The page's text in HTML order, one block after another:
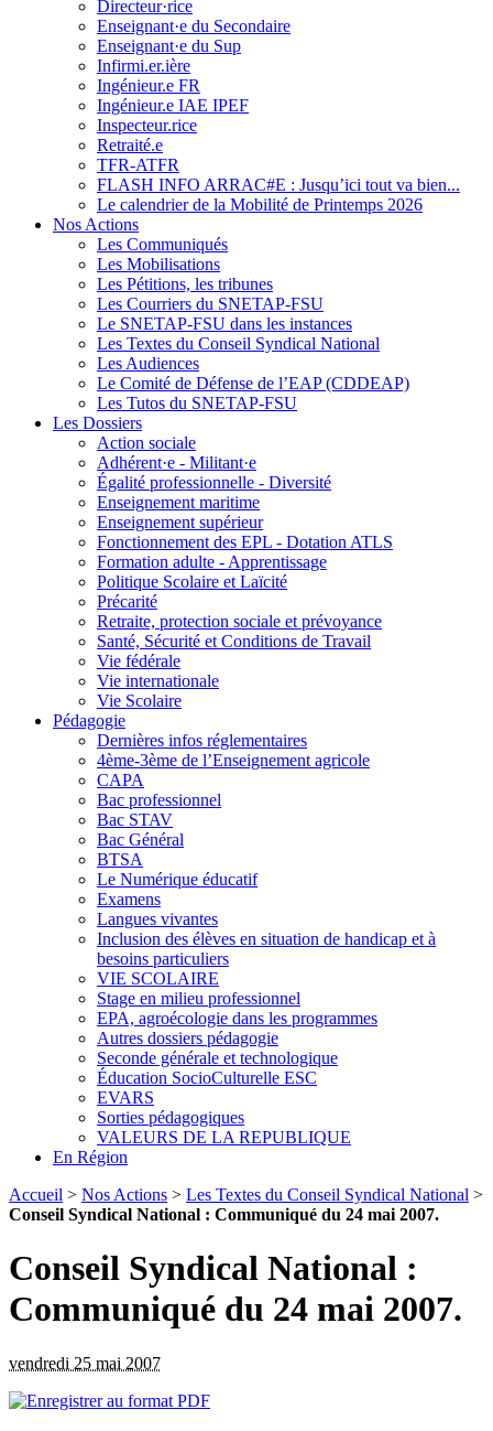
Directeur·rice
Enseignant·e du Secondaire
Enseignant·e du Sup
Infirmi.er.ière
Ingénieur.e FR
Ingénieur.e IAE IPEF
Inspecteur.rice
Retraité.e
TFR-ATFR
FLASH INFO ARRAC#E : Jusqu’ici tout va bien...
Le calendrier de la Mobilité de Printemps 2026
Nos Actions
Les Communiqués
Les Mobilisations
Les Pétitions, les tribunes
Les Courriers du SNETAP-FSU
Le SNETAP-FSU dans les instances
Les Textes du Conseil Syndical National
Les Audiences
Le Comité de Défense de l’EAP (CDDEAP)
Les Tutos du SNETAP-FSU
Les Dossiers
Action sociale
Adhérent·e - Militant·e
Égalité professionnelle - Diversité
Enseignement maritime
Enseignement supérieur
Fonctionnement des EPL - Dotation ATLS
Formation adulte - Apprentissage
Politique Scolaire et Laïcité
Précarité
Retraite, protection sociale et prévoyance
Santé, Sécurité et Conditions de Travail
Vie fédérale
Vie internationale
Vie Scolaire
Pédagogie
Dernières infos réglementaires
4ème-3ème de l’Enseignement agricole
CAPA
Bac professionnel
Bac STAV
Bac Général
BTSA
Le Numérique éducatif
Examens
Langues vivantes
Inclusion des élèves en situation de handicap et à
besoins particuliers
VIE SCOLAIRE
Stage en milieu professionnel
EPA, agroécologie dans les programmes
Autres dossiers pédagogie
Seconde générale et technologique
Éducation SocioCulturelle ESC
EVARS
Sorties pédagogiques
VALEURS DE LA REPUBLIQUE
En Région
Accueil > Nos Actions > Les Textes du Conseil Syndical National >
Conseil Syndical National : Communiqué du 24 mai 2007.
Conseil Syndical National :
Communiqué du 24 mai 2007.
vendredi 25 mai 2007